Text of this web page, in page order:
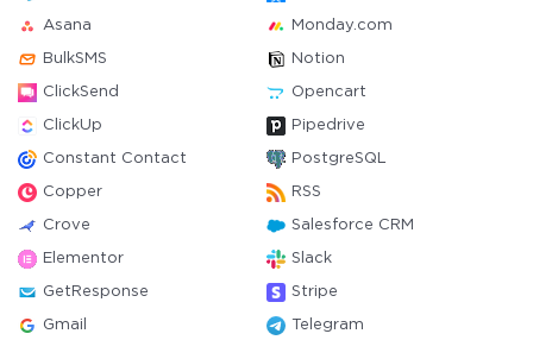
Asana Monday.com
BulkSMS Notion
ClickSend Opencart
ClickUp Pipedrive
Constant Contact PostgreSQL
Copper RSS
Crove Salesforce CRM
Elementor Slack
GetResponse Stripe
Gmail Telegram